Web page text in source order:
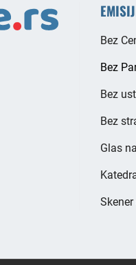
Bez
Bez
Bez
Bez
Glas